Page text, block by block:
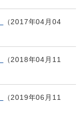
2017年04月04
2018年04月11
2019年06月11